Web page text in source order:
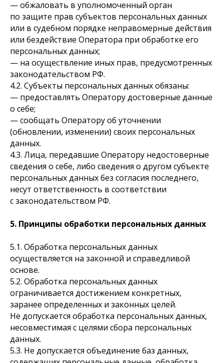
— обжаловать в уполномоченный орган
по защите прав субъектов персональных данных
или в судебном порядке неправомерные действия
или бездействие Оператора при обработке его
персональных данных;
— на осуществление иных прав, предусмотренных
законодательством РФ.
4.2. Субъекты персональных данных обязаны:
— предоставлять Оператору достоверные данные
о себе;
— сообщать Оператору об уточнении
(обновлении, изменении) своих персональных
данных.
4.3. Лица, передавшие Оператору недостоверные
сведения о себе, либо сведения о другом субъекте
персональных данных без согласия последнего,
несут ответственность в соответствии
с законодательством РФ.
5. Принципы обработки персональных данных
5.1. Обработка персональных данных
осуществляется на законной и справедливой
основе.
5.2. Обработка персональных данных
ограничивается достижением конкретных,
заранее определенных и законных целей.
Не допускается обработка персональных данных,
несовместимая с целями сбора персональных
данных.
5.3. Не допускается объединение баз данных,